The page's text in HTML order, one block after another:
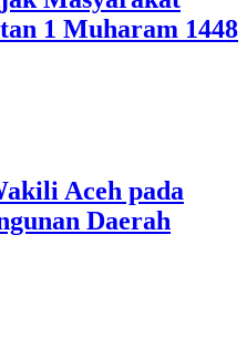
1 Muharam 1448
Aceh pada
Daerah